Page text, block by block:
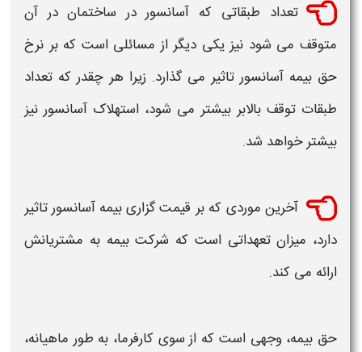
تعداد طبقاتی که آسانسور در ساختمان در آن
متوقف می‌ شود نیز یکی دیگر از مسائلی است که بر نرخ
حق بیمه آسانسور تاثیر می ‌گذارد. زیرا هر چقدر که تعداد
طبقات توقف بالابر بیشتر می‌ شود، استهلاک آسانسور نیز
بیشتر خواهد شد.
آخرین موردی که بر قیمت گزاری بیمه آسانسورتاثیر
دارد، میزان تعهداتی است که شرکت بیمه به مشتریانش
ارائه می کند.
حق بیمه، وجهی است که از سوی کارفرما، به طور ماهیانه،